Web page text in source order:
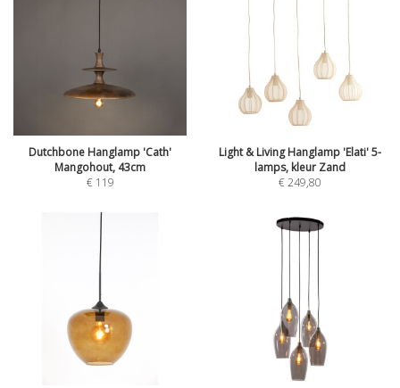
Dutchbone Hanglamp 'Cath'
Mangohout, 43cm
€ 119
Light & Living Hanglamp 'Elati' 5-
lamps, kleur Zand
€249,80